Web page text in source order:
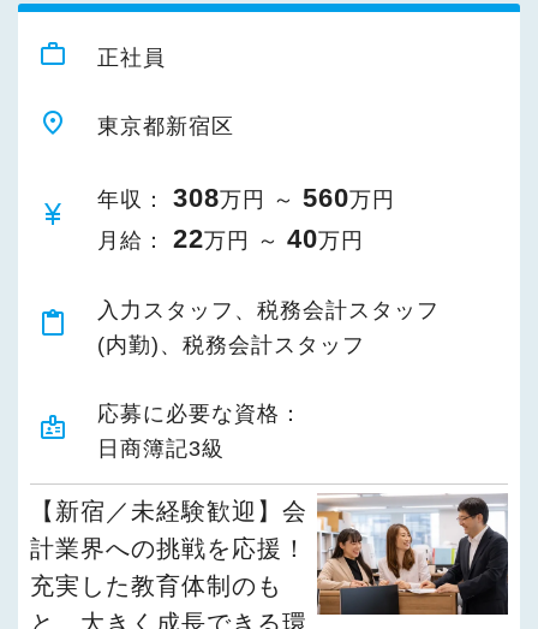
work_outline 正社員
place 東京都新宿区
currency_yen
年収： 308万円 ～ 560万円
月給： 22万円 ～ 40万円
content_paste
入力スタッフ、税務会計スタッフ
(内勤)、税務会計スタッフ
badge
応募に必要な資格：
日商簿記3級
【新宿／未経験歓迎】会
計業界への挑戦を応援！
充実した教育体制のも
と、大きく成長できる環